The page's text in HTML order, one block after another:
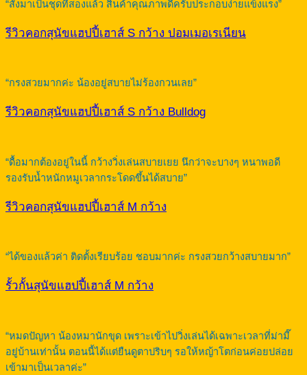
“สั่งมาเป็นชุดที่สองแล้ว สินค้าคุณภาพดีครับประกอบง่ายแข็งแรง”
รีวิวคอกสุนัขแฮปปี้เฮาส์ S กว้าง ปอมเมอเรเนียน
“กรงสวยมากค่ะ น้องอยู่สบายไม่ร้องกวนเลย”
รีวิวคอกสุนัขแฮปปี้เฮาส์ S กว้าง Bulldog
“ดื้อมากต้องอยู่ในนี้ กว้างวิ่งเล่นสบายเยย นึกว่าจะบางๆ หนาพอดี
รองรับน้ำหนักหมูเวลากระโดดขึ้นได้สบาย”
รีวิวคอกสุนัขแฮปปี้เฮาส์ M กว้าง
“ได้ของแล้วค่า ติดตั้งเรียบร้อย ชอบมากค่ะ กรงสวยกว้างสบายมาก”
รั้วกั้นสุนัขแฮปปี้เฮาส์ M กว้าง
“หมดปัญหา น้องหมานักขุด เพราะเข้าไปวิ่งเล่นได้เฉพาะเวลาที่ม่ามี๊
อยู่บ้านเท่านั้น ตอนนี้ได้แต่ยืนดูตาปริบๆ รอให้หญ้าโตก่อนค่อยปล่อย
เข้ามาเป็นเวลาค่ะ”